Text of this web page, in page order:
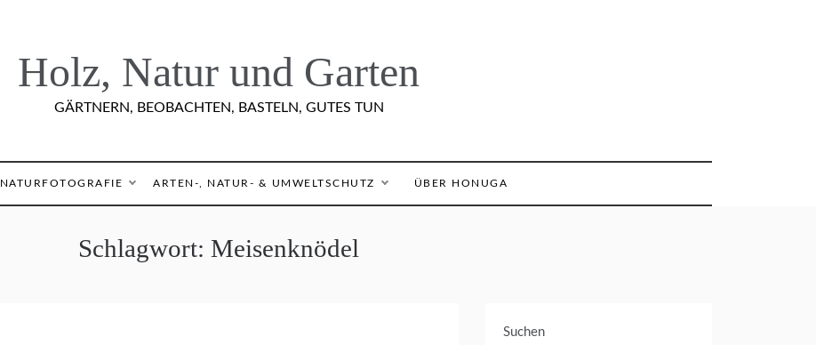
Holz, Natur und Garten
GÄRTNERN, BEOBACHTEN, BASTELN, GUTES TUN
NATURFOTOGRAFIE ARTEN-, NATUR- & UMWELTSCHUTZ ÜBER HONUGA
Schlagwort: Meisenknödel
Suchen